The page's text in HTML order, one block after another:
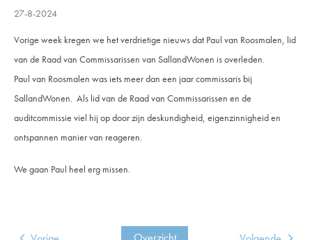
27-8-2024
Vorige week kregen we het verdrietige nieuws dat Paul van Roosmalen, lid
van de Raad van Commissarissen van SallandWonen is overleden.
Paul van Roosmalen was iets meer dan een jaar commissaris bij
SallandWonen. Als lid van de Raad van Commissarissen en de
auditcommissie viel hij op door zijn deskundigheid, eigenzinnigheid en
ontspannen manier van reageren.
We gaan Paul heel erg missen.